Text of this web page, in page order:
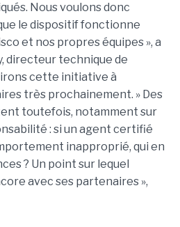
Nous voulons donc
le dispositif fonctionne
et nos propres équipes », a
directeur technique de
cette initiative à
très prochainement. » Des
toutefois, notamment sur
: si un agent certifié
inapproprié, qui en
? Un point sur lequel
avec ses partenaires »,